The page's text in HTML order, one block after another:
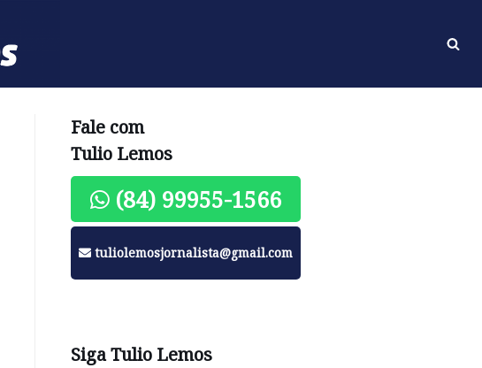
Fale com
Tulio Lemos
(84) 99955-1566
tuliolemosjornalista@gmail.com
Siga Tulio Lemos